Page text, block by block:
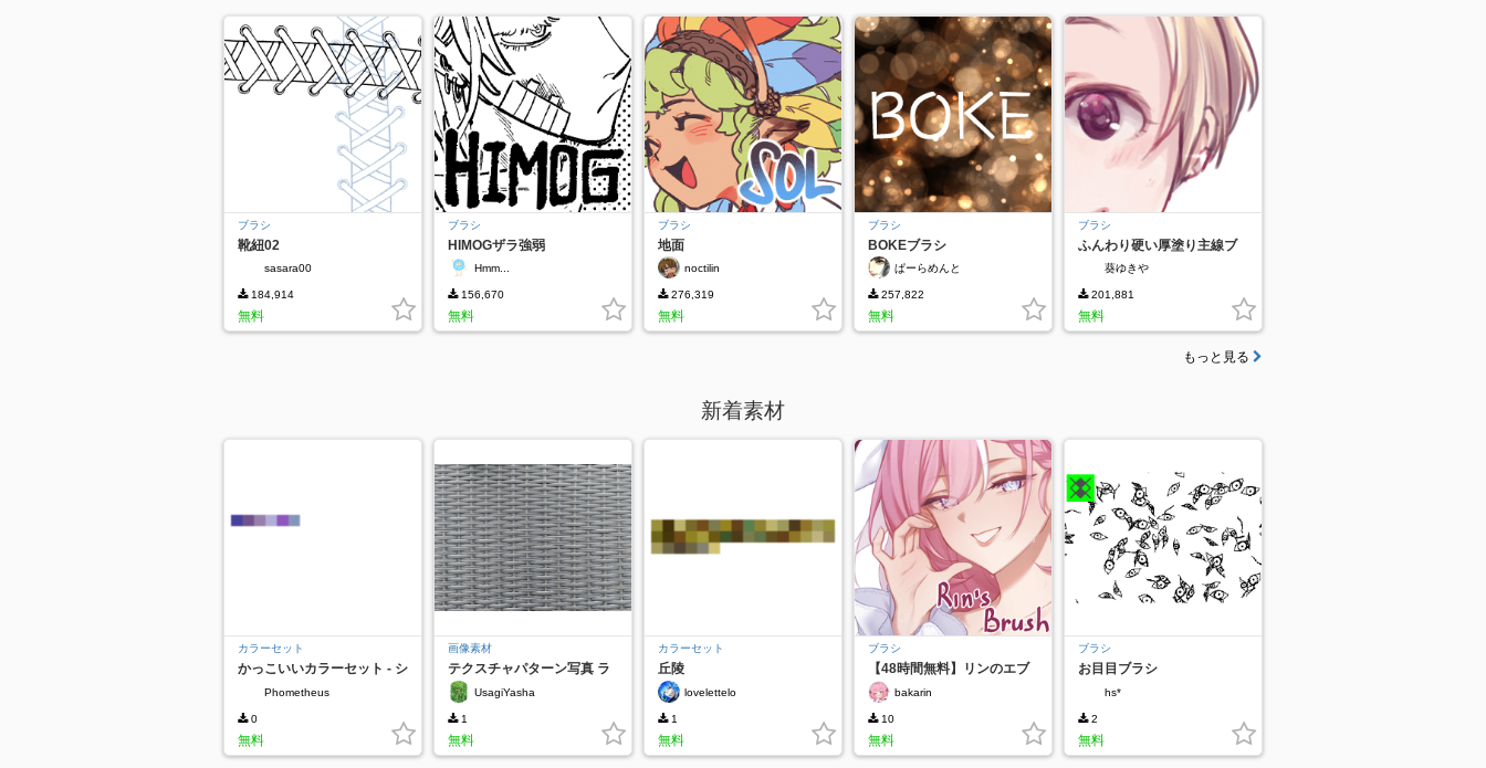
ブラシ
靴紐02
sasara00
184,914
無料
ブラシ
HIMOGザラ強弱
Hmm...
156,670
無料
ブラシ
地面
noctilin
276,319
無料
ブラシ
BOKEブラシ
ぱーらめんと
257,822
無料
ブラシ
ふんわり硬い厚塗り主線ブ
葵ゆきや
201,881
無料
もっと見る
新着素材
カラーセット
かっこいいカラーセット - シ
Phometheus
0
無料
画像素材
テクスチャパターン写真 ラ
タン編み込み
UsagiYasha
1
無料
カラーセット
丘陵
lovelettelo
1
無料
ブラシ
【48時間無料】リンのエブ
リッシングブラシ
bakarin
10
無料
ブラシ
お目目ブラシ
hs*
2
無料